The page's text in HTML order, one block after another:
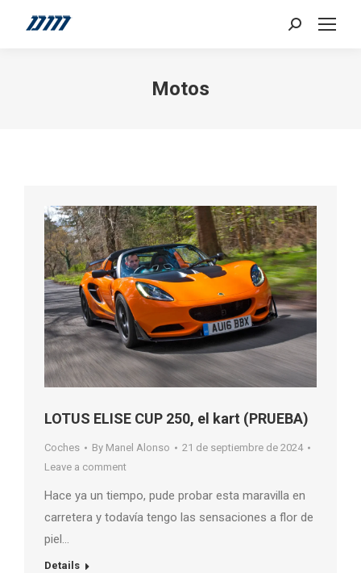
Search:
Motos
LOTUS ELISE CUP 250, el kart (PRUEBA)
Coches By Manel Alonso
21 de septiembre de 2024
Leave a comment
Hace ya un tiempo, pude probar esta maravilla en
carretera y todavía tengo las sensaciones a flor de
piel…
Details